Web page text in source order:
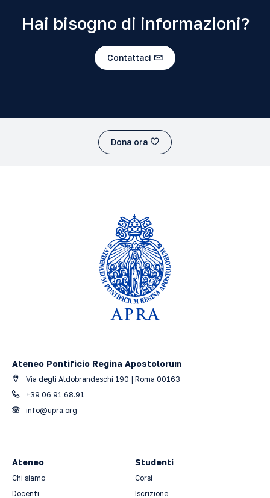
Hai bisogno di informazioni?
Contattaci
Dona ora
Ateneo Pontificio Regina Apostolorum
Via degli Aldobrandeschi 190 | Roma 00163
+39 06 91.68.91
info@upra.org
Ateneo
Chi siamo
Docenti
Studenti
Corsi
Iscrizione